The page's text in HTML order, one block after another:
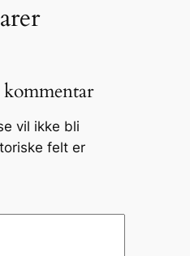
vil ikke bli
felt er